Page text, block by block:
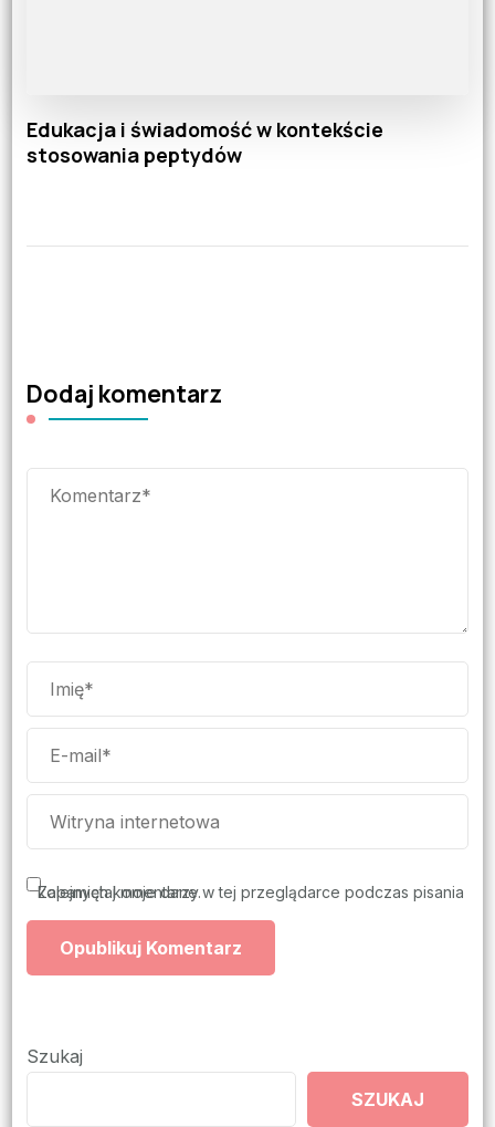
Edukacja i świadomość w kontekście
stosowania peptydów
Dodaj komentarz
Zapamiętaj moje dane w tej przeglądarce podczas pisania kolejnych komentarzy.
Szukaj
SZUKAJ